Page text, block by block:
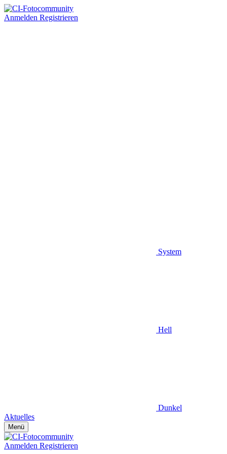
Anmelden Registrieren
System
Hell
Dunkel
Aktuelles
Menü
Anmelden Registrieren